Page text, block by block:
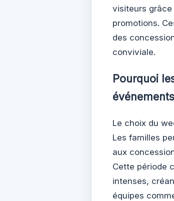
visiteurs
promotions.
des
conviviale.
Pourquoi
Le choix du
Les familles
aux
Cette période
intenses,
équipes